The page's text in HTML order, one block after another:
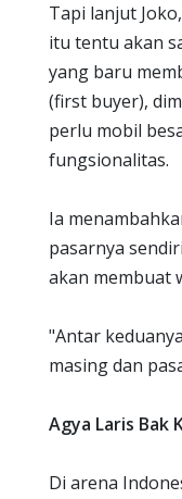
Tapi lanjut
itu tentu akan
yang baru
(first buyer),
perlu mobil
fungsionalitas.
Ia
pasarnya
akan membuat
"Antar
masing dan
Agya Laris Bak
Di arena